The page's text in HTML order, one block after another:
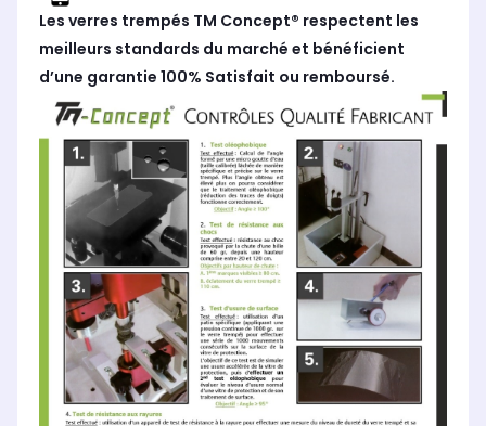
Les verres trempés TM Concept® respectent les
meilleurs standards du marché et bénéficient
d’une garantie 100% Satisfait ou remboursé.